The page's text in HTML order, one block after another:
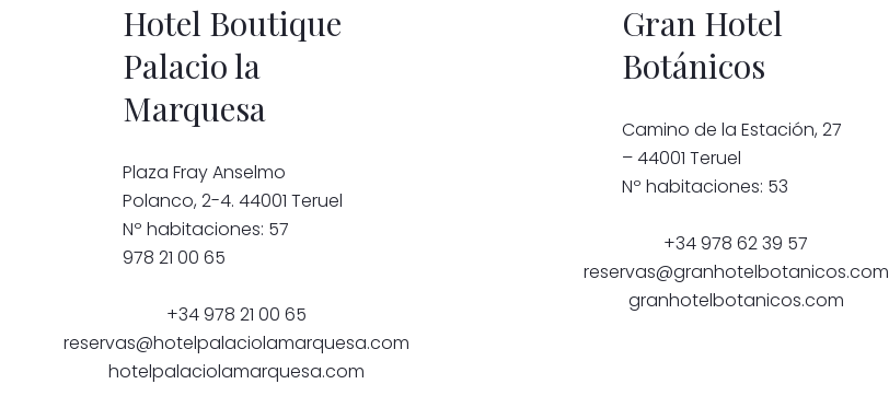
Hotel Boutique
Palacio la
Marquesa
Plaza Fray Anselmo
Polanco, 2-4. 44001 Teruel
Nº habitaciones: 57
978 21 00 65
+34 978 21 00 65
reservas@hotelpalaciolamarquesa.com
hotelpalaciolamarquesa.com
Gran Hotel
Botánicos
Camino de la Estación, 27
– 44001 Teruel
Nº habitaciones: 53
+34 978 62 39 57
reservas@granhotelbotanicos.com
granhotelbotanicos.com